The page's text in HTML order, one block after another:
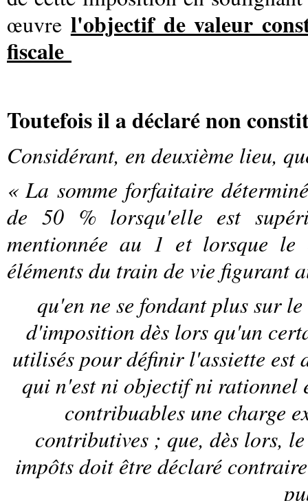
œuvre l'objectif de valeur
fiscale
Toutefois il a déclaré non
Considérant, en deuxième lieu,
« La somme forfaitaire
de 50 % lorsqu'elle est
mentionnée au 1 et lorsque
éléments du train de vie figurant
qu'en ne se fondant plus sur
d'imposition dès lors qu'un
utilisés pour définir l'assiette est
qui n'est ni objectif ni rationnel
contribuables une charge
contributives ; que, dès lors,
impôts doit être déclaré